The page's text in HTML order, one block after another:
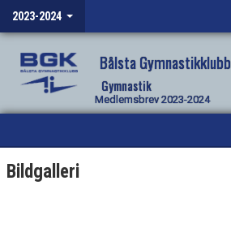
2023-2024
Bålsta Gymnastikklubb
Gymnastik
Medlemsbrev 2023-2024
DOKUMENT
Bildgalleri